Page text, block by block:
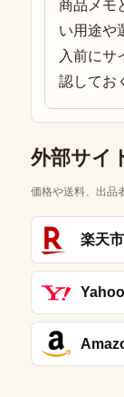
商品メモ
い用途や
入前にサ
認してお
外部サイ
価格や送料、出品
楽天